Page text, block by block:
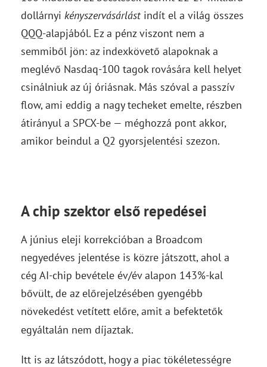
dollárnyi kényszervásárlástindít el a világ összes
QQQ-alapjából. Ez a pénz viszont nem a
semmiből jön: az indexkövető alapoknak a
meglévő Nasdaq-100 tagok rovására kell helyet
csinálniuk az új óriásnak. Más szóval a passzív
flow, ami eddig a nagy techeket emelte, részben
átirányul a SPCX-be — méghozzá pont akkor,
amikor beindul a Q2 gyorsjelentési szezon.
A chip szektor első repedései
A június eleji korrekcióban a Broadcom
negyedéves jelentése is közre játszott, ahol a
cég AI-chip bevétele év/év alapon 143%-kal
bővült, de az előrejelzésében gyengébb
növekedést vetített előre, amit a befektetők
egyáltalán nem díjaztak.
Itt is az látszódott, hogy a piac tökéletességre